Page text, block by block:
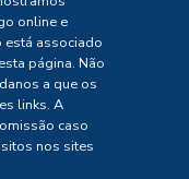
online e
associado
página. Não
a que os
links. A
caso
nos sites